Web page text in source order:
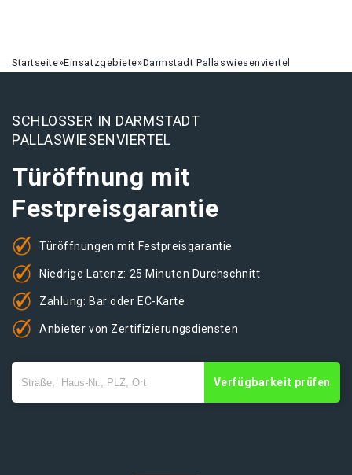
Startseite»Einsatzgebiete»Darmstadt Pallaswiesenviertel
SCHLOSSER IN DARMSTADT
PALLASWIESENVIERTEL
Türöffnung mit
Festpreisgarantie
Türöffnungen mit Festpreisgarantie
Niedrige Latenz: 25 Minuten Durchschnitt
Zahlung: Bar oder EC-Karte
Anbieter von Zertifizierungsdiensten
Verfügbarkeit prüfen